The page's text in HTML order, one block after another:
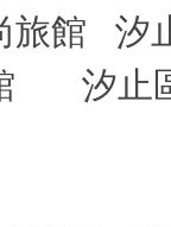
旅館
汐
汐止